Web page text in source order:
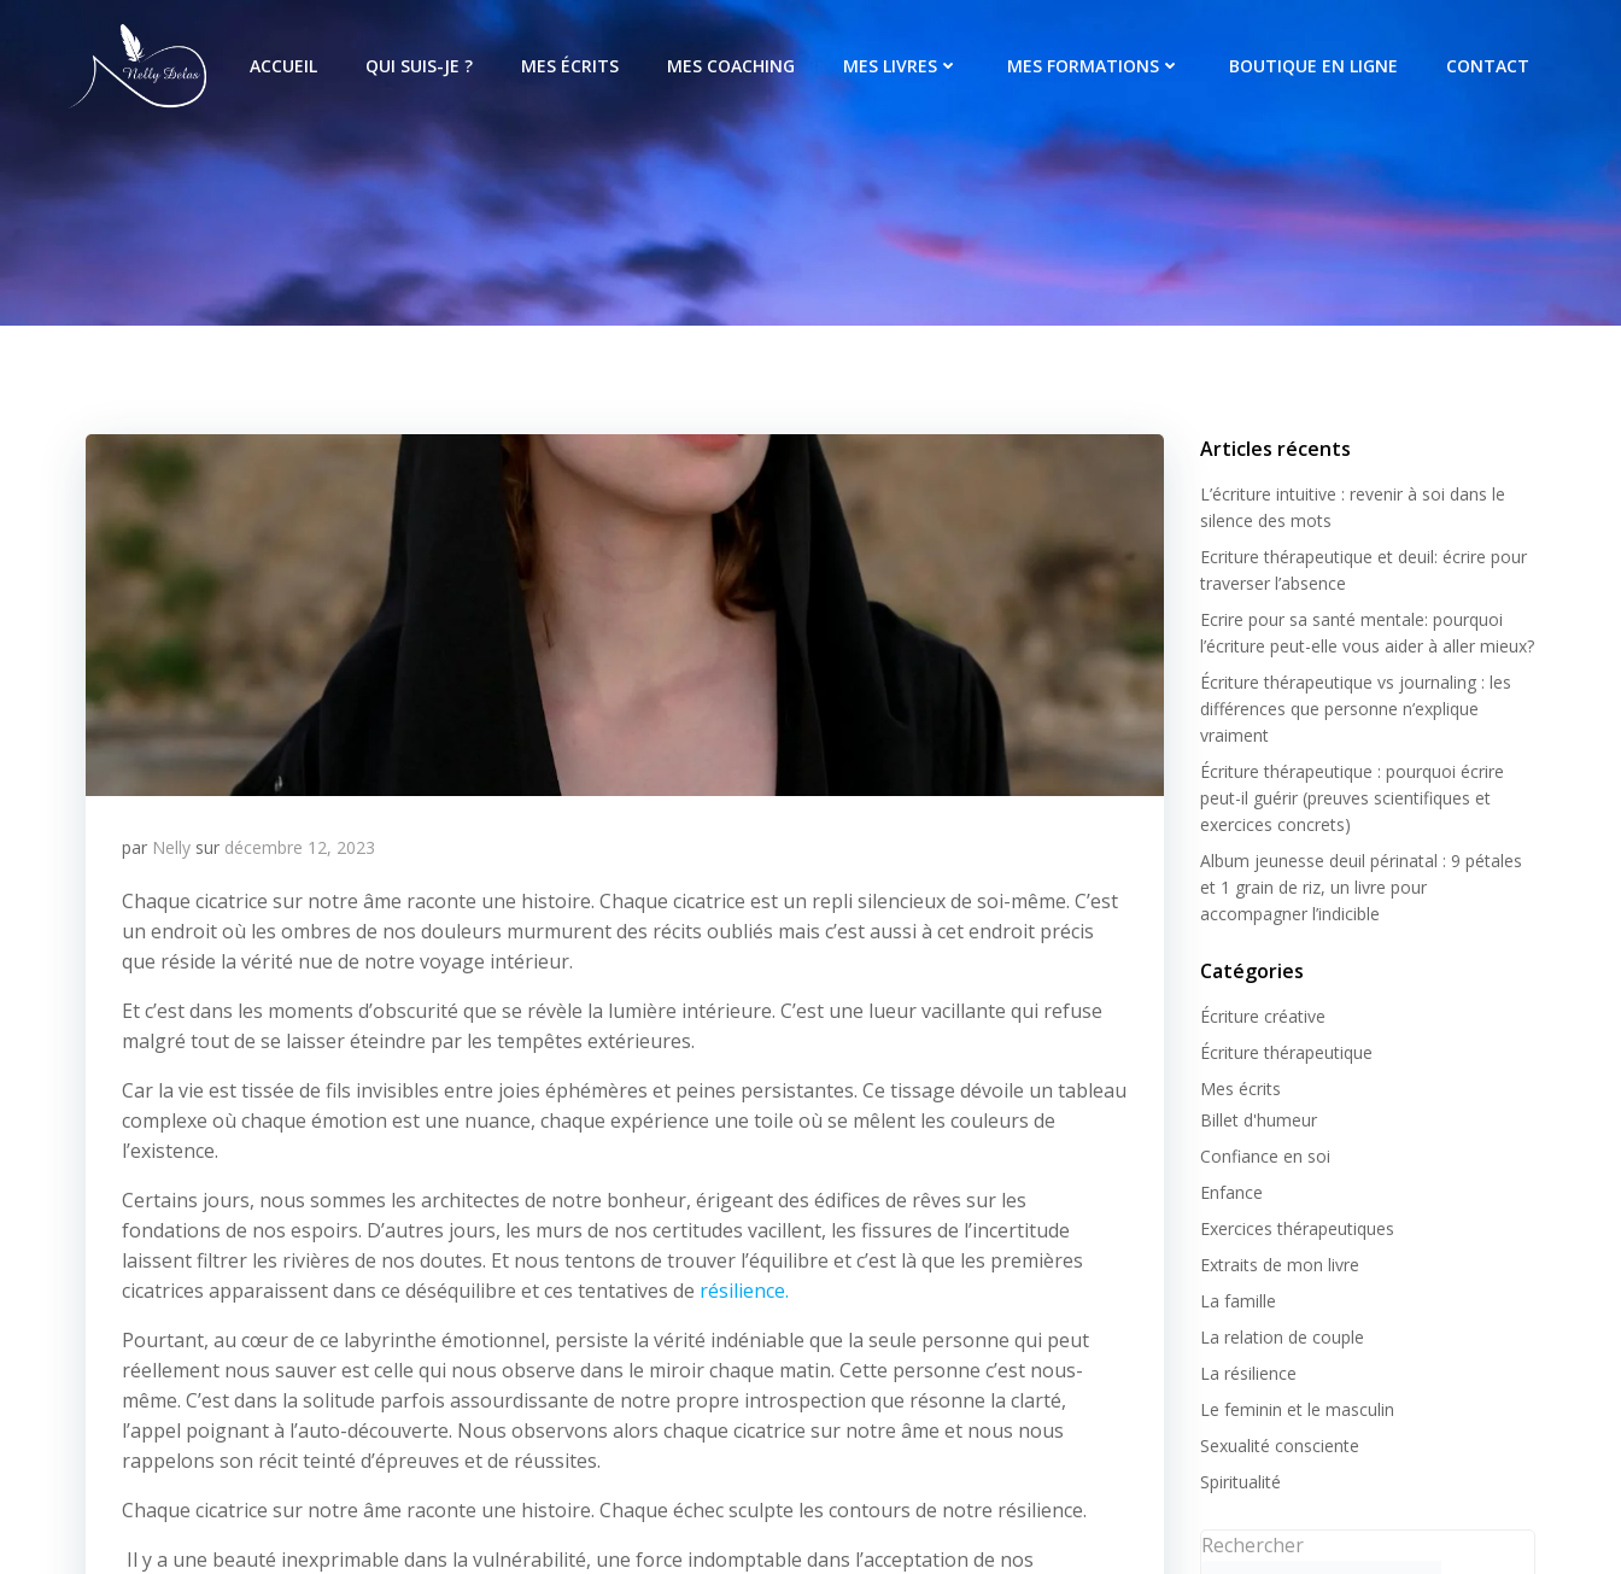
ACCUEIL QUI SUIS-JE ? MES ÉCRITS MES COACHING MES LIVRES MES FORMATIONS BOUTIQUE EN LIGNE CONTACT
par Nelly sur décembre 12, 2023
Chaque cicatrice sur notre âme raconte une histoire. Chaque cicatrice est un repli silencieux de soi-même. C’est
un endroit où les ombres de nos douleurs murmurent des récits oubliés mais c’est aussi à cet endroit précis
que réside la vérité nue de notre voyage intérieur.
Et c’est dans les moments d’obscurité que se révèle la lumière intérieure. C’est une lueur vacillante qui refuse
malgré tout de se laisser éteindre par les tempêtes extérieures.
Car la vie est tissée de fils invisibles entre joies éphémères et peines persistantes. Ce tissage dévoile un tableau
complexe où chaque émotion est une nuance, chaque expérience une toile où se mêlent les couleurs de
l’existence.
Certains jours, nous sommes les architectes de notre bonheur, érigeant des édifices de rêves sur les
fondations de nos espoirs. D’autres jours, les murs de nos certitudes vacillent, les fissures de l’incertitude
laissent filtrer les rivières de nos doutes. Et nous tentons de trouver l’équilibre et c’est là que les premières
cicatrices apparaissent dans ce déséquilibre et ces tentatives de résilience.
Pourtant, au cœur de ce labyrinthe émotionnel, persiste la vérité indéniable que la seule personne qui peut
réellement nous sauver est celle qui nous observe dans le miroir chaque matin. Cette personne c’est nous-
même. C’est dans la solitude parfois assourdissante de notre propre introspection que résonne la clarté,
l’appel poignant à l’auto-découverte. Nous observons alors chaque cicatrice sur notre âme et nous nous
rappelons son récit teinté d’épreuves et de réussites.
Chaque cicatrice sur notre âme raconte une histoire. Chaque échec sculpte les contours de notre résilience.
Il y a une beauté inexprimable dans la vulnérabilité, une force indomptable dans l’acceptation de nos
Articles récents
L’écriture intuitive : revenir à soi dans le
silence des mots
Ecriture thérapeutique et deuil: écrire pour
traverser l’absence
Ecrire pour sa santé mentale: pourquoi
l’écriture peut-elle vous aider à aller mieux?
Écriture thérapeutique vs journaling : les
différences que personne n’explique
vraiment
Écriture thérapeutique : pourquoi écrire
peut-il guérir (preuves scientifiques et
exercices concrets)
Album jeunesse deuil périnatal : 9 pétales
et 1 grain de riz, un livre pour
accompagner l’indicible
Catégories
Écriture créative
Écriture thérapeutique
Mes écrits
Billet d'humeur
Confiance en soi
Enfance
Exercices thérapeutiques
Extraits de mon livre
La famille
La relation de couple
La résilience
Le feminin et le masculin
Sexualité consciente
Spiritualité
Rechercher